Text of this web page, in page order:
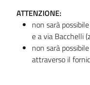
ATTENZIONE:
non sarà
e a via Bacchelli
non sarà
attraverso il